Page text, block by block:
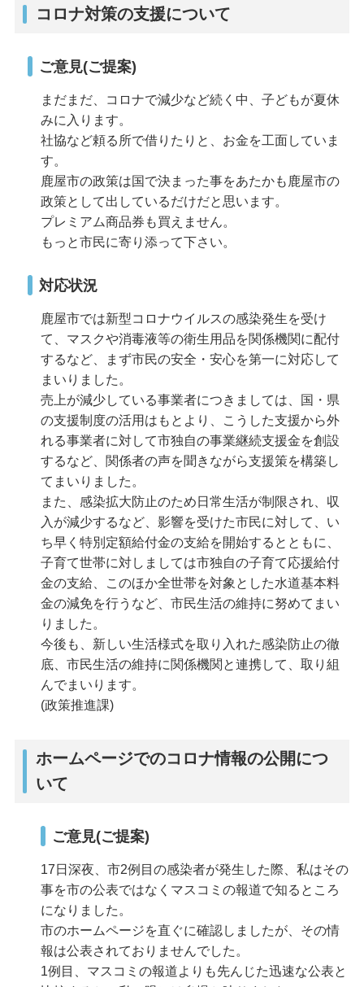
コロナ対策の支援について
ご意見(ご提案)
まだまだ、コロナで減少など続く中、子どもが夏休
みに入ります。
社協など頼る所で借りたりと、お金を工面していま
す。
鹿屋市の政策は国で決まった事をあたかも鹿屋市の
政策として出しているだけだと思います。
プレミアム商品券も買えません。
もっと市民に寄り添って下さい。
対応状況
鹿屋市では新型コロナウイルスの感染発生を受け
て、マスクや消毒液等の衛生用品を関係機関に配付
するなど、まず市民の安全・安心を第一に対応して
まいりました。
売上が減少している事業者につきましては、国・県
の支援制度の活用はもとより、こうした支援から外
れる事業者に対して市独自の事業継続支援金を創設
するなど、関係者の声を聞きながら支援策を構築し
てまいりました。
また、感染拡大防止のため日常生活が制限され、収
入が減少するなど、影響を受けた市民に対して、い
ち早く特別定額給付金の支給を開始するとともに、
子育て世帯に対しましては市独自の子育て応援給付
金の支給、このほか全世帯を対象とした水道基本料
金の減免を行うなど、市民生活の維持に努めてまい
りました。
今後も、新しい生活様式を取り入れた感染防止の徹
底、市民生活の維持に関係機関と連携して、取り組
んでまいります。
(政策推進課)
ホームページでのコロナ情報の公開につ
いて
ご意見(ご提案)
17日深夜、市2例目の感染者が発生した際、私はその
事を市の公表ではなくマスコミの報道で知るところ
になりました。
市のホームページを直ぐに確認しましたが、その情
報は公表されておりませんでした。
1例目、マスコミの報道よりも先んじた迅速な公表と